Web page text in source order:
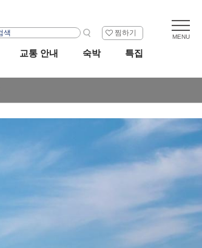
찜하기
교통 안내 숙박 특집